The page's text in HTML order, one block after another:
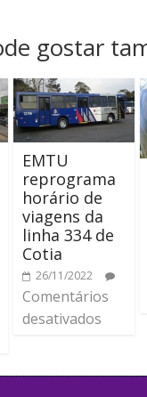
gostar
EMTU
reprograma
horário de
viagens da
linha 334 de
Cotia
26/11/2022
Comentários
desativados